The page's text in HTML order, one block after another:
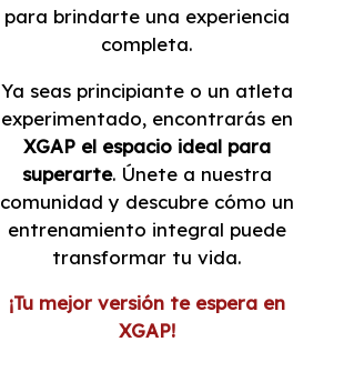
para brindarte una experiencia
completa.
Ya seas principiante o un atleta
experimentado, encontrarás en
XGAP el espacio ideal para
superarte. Únete a nuestra
comunidad y descubre cómo un
entrenamiento integral puede
transformar tu vida.
¡Tu mejor versión te espera en
XGAP!